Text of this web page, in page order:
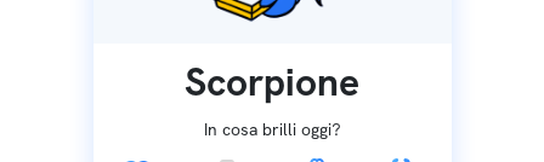
Scorpione
In cosa brilli oggi?